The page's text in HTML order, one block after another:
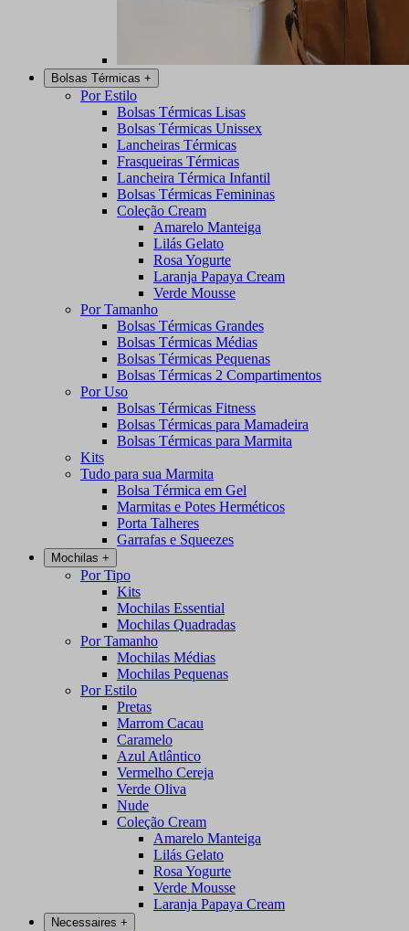
Bolsas Térmicas +
Por Estilo
Bolsas Térmicas Lisas
Bolsas Térmicas Unissex
Lancheiras Térmicas
Frasqueiras Térmicas
Lancheira Térmica Infantil
Bolsas Térmicas Femininas
Coleção Cream
Amarelo Manteiga
Lilás Gelato
Rosa Yogurte
Laranja Papaya Cream
Verde Mousse
Por Tamanho
Bolsas Térmicas Grandes
Bolsas Térmicas Médias
Bolsas Térmicas Pequenas
Bolsas Térmicas 2 Compartimentos
Por Uso
Bolsas Térmicas Fitness
Bolsas Térmicas para Mamadeira
Bolsas Térmicas para Marmita
Kits
Tudo para sua Marmita
Bolsa Térmica em Gel
Marmitas e Potes Herméticos
Porta Talheres
Garrafas e Squeezes
Mochilas +
Por Tipo
Kits
Mochilas Essential
Mochilas Quadradas
Por Tamanho
Mochilas Médias
Mochilas Pequenas
Por Estilo
Pretas
Marrom Cacau
Caramelo
Azul Atlântico
Vermelho Cereja
Verde Oliva
Nude
Coleção Cream
Amarelo Manteiga
Lilás Gelato
Rosa Yogurte
Verde Mousse
Laranja Papaya Cream
Necessaires +